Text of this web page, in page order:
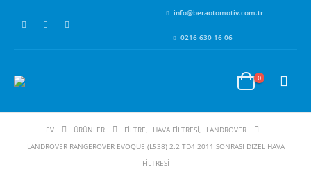
info@beraotomotiv.com.tr
0216 630 16 06
0
EV ÜRÜNLER FİLTRE, HAVA FİLTRESİ,
LANDROVER
LANDROVER RANGEROVER EVOQUE (L538) 2.2 TD4 2011 SONRASI DIZEL HAVA
FILTRESI